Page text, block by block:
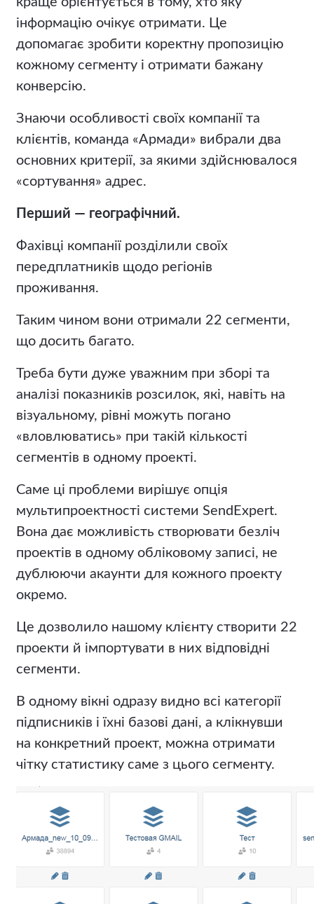
інформацію очікує отримати. Це
допомагає зробити коректну пропозицію
кожному сегменту і отримати бажану
конверсію.
Знаючи особливості своїх компанії та
клієнтів, команда «Армади» вибрали два
основних критерії, за якими здійснювалося
«сортування» адрес.
Перший — географічний.
Фахівці компанії розділили своїх
передплатників щодо регіонів
проживання.
Таким чином вони отримали 22 сегменти,
що досить багато.
Треба бути дуже уважним при зборі та
аналізі показників розсилок, які, навіть на
візуальному, рівні можуть погано
«вловлюватись» при такій кількості
сегментів в одному проекті.
Саме ці проблеми вирішує опція
мультипроектності системи SendExpert.
Вона дає можливість створювати безліч
проектів в одному обліковому записі, не
дублюючи акаунти для кожного проекту
окремо.
Це дозволило нашому клієнту створити 22
проекти й імпортувати в них відповідні
сегменти.
В одному вікні одразу видно всі категорії
підписників і їхні базові дані, а клікнувши
на конкретний проект, можна отримати
чітку статистику саме з цього сегменту.